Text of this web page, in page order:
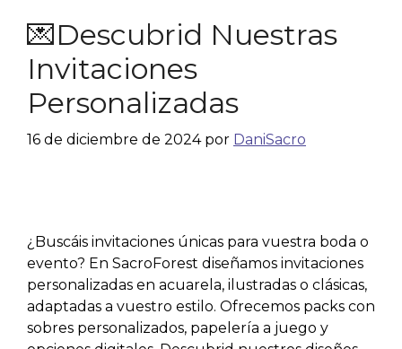
💌Descubrid Nuestras
Invitaciones
Personalizadas
16 de diciembre de 2024 por DaniSacro
¿Buscáis invitaciones únicas para vuestra boda o
evento? En SacroForest diseñamos invitaciones
personalizadas en acuarela, ilustradas o clásicas,
adaptadas a vuestro estilo. Ofrecemos packs con
sobres personalizados, papelería a juego y